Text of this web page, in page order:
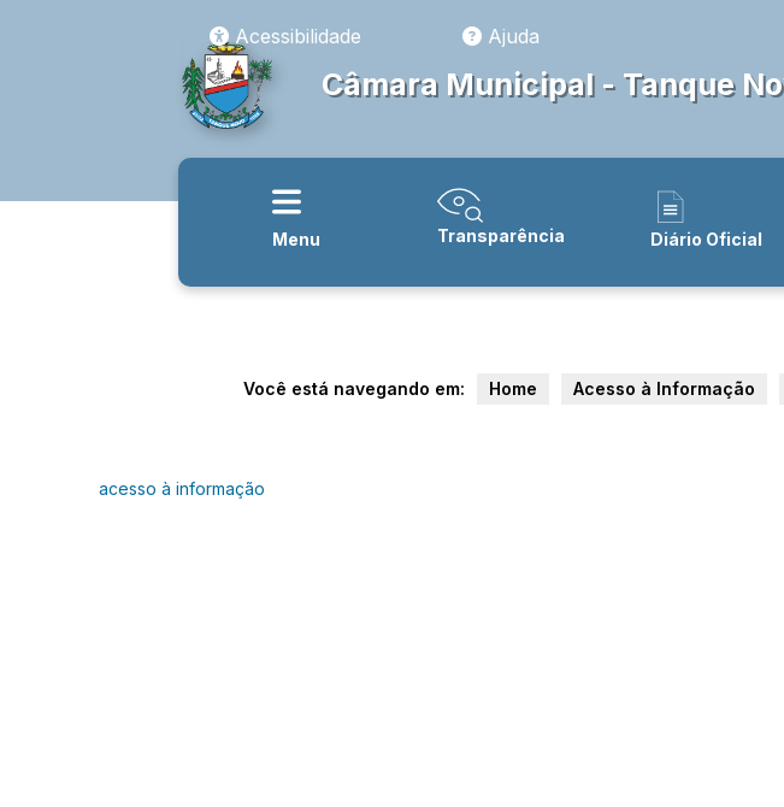
Acessibilidade Ajuda
Câmara Municipal - Tanque
Menu Transparência Diário Oficial
Você está navegando em: Home Acesso à Informação
acesso à informação